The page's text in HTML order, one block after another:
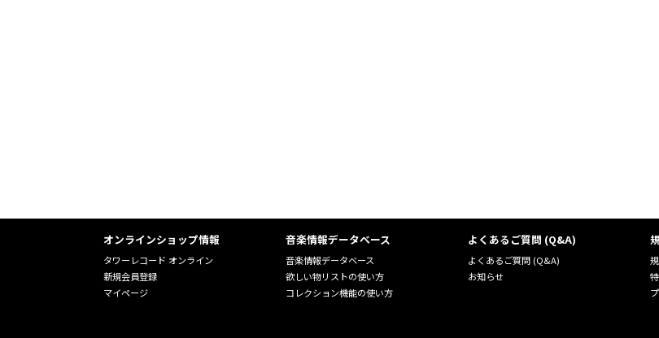
オンラインショップ情報
タワーレコード オンライン
新規会員登録
マイページ
音楽情報データベース
音楽情報データベース
欲しい物リストの使い方
コレクション機能の使い方
よくあるご質問 (Q&A)
よくあるご質問 (Q&A)
お知らせ